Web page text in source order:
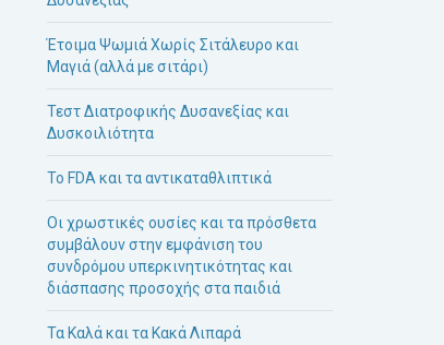
Έτοιμα Ψωμιά Χωρίς Σιτάλευρο και
Μαγιά (αλλά με σιτάρι)
Τεστ Διατροφικής Δυσανεξίας και
Δυσκοιλιότητα
Το FDA και τα αντικαταθλιπτικά
Οι χρωστικές ουσίες και τα πρόσθετα
συμβάλουν στην εμφάνιση του
συνδρόμου υπερκινητικότητας και
διάσπασης προσοχής στα παιδιά
Τα Καλά και τα Κακά Λιπαρά